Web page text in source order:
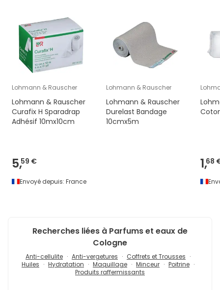
Lohmann & Rauscher
Lohmann & Rauscher
Curafix H Sparadrap
Adhésif 10mx10cm
5,59 €
Envoyé depuis: France
Lohmann & Rauscher
Lohmann & Rauscher
Durelast Bandage
10cmx5m
1,68
Recherches liées à Parfums et eaux de
Cologne
Anti-cellulite Anti-vergetures
Coffrets et Trousses
Huiles
Hydratation Maquillage Minceur
Poitrine
Produits raffermissants